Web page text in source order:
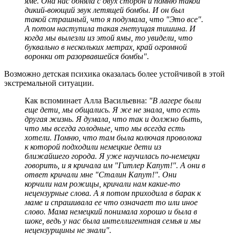
дикий-воющий звук летящей бомбы. И он был
такой страшный, что я подумала, что "Это все".
А потом наступила такая гнетущая тишина. И
когда мы вылезли из этой ямы, то увидели, что
буквально в нескольких метрах, край огромной
воронки от разорвавшейся бомбы".
Возможно детская психика оказалась более устойчивой в этой
экстремальной ситуации.
Как вспоминает Алла Васильевна: "В лагере были
еще дети, мы общались. Я же не знала, что есть
другая жизнь. Я думала, что так и должно быть,
что мы всегда голодные, что мы всегда есть
хотели. Помню, что там была колючая проволока
к которой подходили немецкие дети из
ближайшего города. Я уже научилась по-немецки
говорить, и я кричала им "Гитлер Капут!". А они в
ответ кричали мне "Сталин Капут!". Они
корчили нам рожицы, кричали нам какие-то
нецензурные слова. А я потом приходила в барак к
маме и спрашивала ее что означает то или иное
слово. Мама немецкий понимала хорошо и была в
шоке, ведь у нас была интеллигентная семья и мы
нецензурщины не знали".